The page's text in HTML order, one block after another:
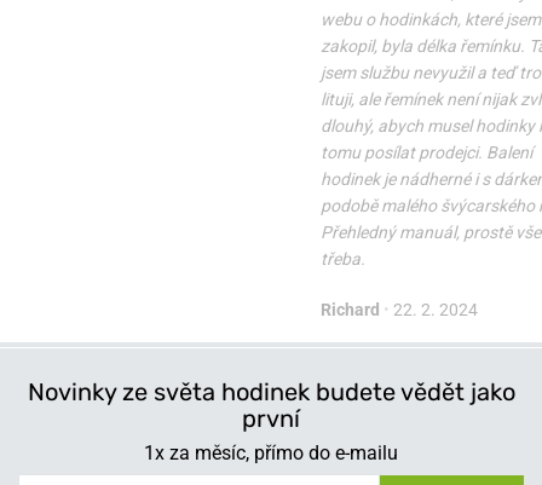
webu o hodinkách, které
zakopil, byla délka řemínku.
jsem službu nevyužil a teď
lituji, ale řemínek není nijak
dlouhý, abych musel hodinky
tomu posílat prodejci. Balení
hodinek je nádherné i s
podobě malého švýcarského
Přehledný manuál, prostě
třeba.
Richard • 22. 2. 2024
Novinky ze světa hodinek budete vědět jako
první
1x za měsíc, přímo do e-mailu